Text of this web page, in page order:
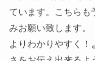
ています。こちらも
みお願い致します。
よりわかりやすく！